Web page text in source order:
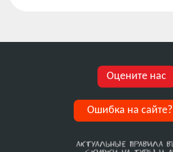
Оцените нас
Ошибка на сайте?